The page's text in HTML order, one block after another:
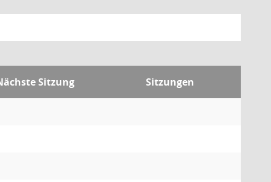
Sitzung Sitzungen